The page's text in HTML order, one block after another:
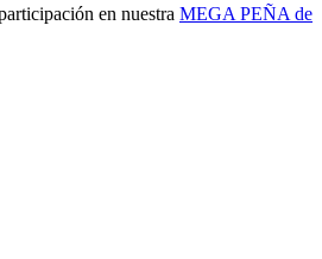
en nuestra MEGA PEÑA de